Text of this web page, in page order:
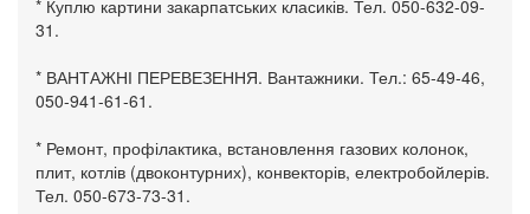
* Куплю картини закарпатських класиків. Тел. 050-632-09-
31.
* ВАНТАЖНІ ПЕРЕВЕЗЕННЯ. Вантажники. Тел.: 65-49-46,
050-941-61-61.
* Ремонт, профілактика, встановлення газових колонок,
плит, котлів (двоконтурних), конвекторів, електробойлерів.
Тел. 050-673-73-31.